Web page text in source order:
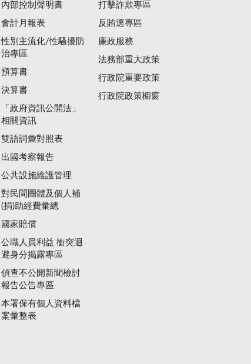
內部控制聲明書
會計月報表
性別主流化/性騷擾防
治專區
預算書
決算書
「政府資訊公開法」
相關資訊
雙語詞彙對照表
出國考察報告
公共設施維護管理
對民間團體及個人補
(捐)助經費彙總
國家賠償
公職人員利益 衝突迴
避身分揭露專區
偵查不公開新聞檢討
報告公告專區
本署保有個人資料檔
案彙整表
打擊詐欺專區
反賄選專區
廉政服務
法務部重大政策
行政院重要政策
行政院政策櫥窗